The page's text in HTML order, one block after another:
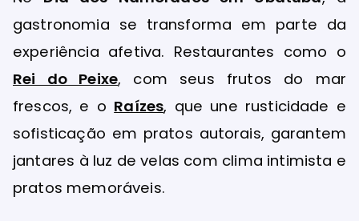
gastronomia se transforma em parte da
experiência afetiva. Restaurantes como o
Rei do Peixe, com seus frutos do mar
frescos, e o Raízes, que une rusticidade e
sofisticação em pratos autorais, garantem
jantares à luz de velas com clima intimista e
pratos memoráveis.